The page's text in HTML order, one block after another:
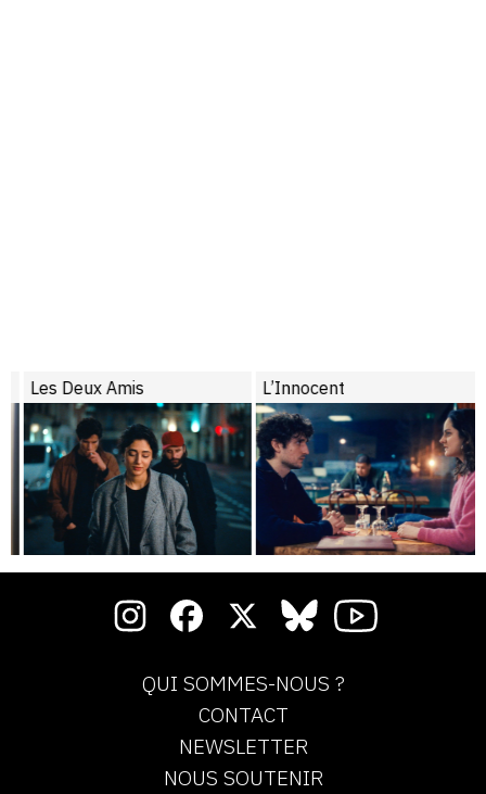
Les Deux Amis L’Innocent
QUI SOMMES-NOUS ?
CONTACT
NEWSLETTER
NOUS SOUTENIR